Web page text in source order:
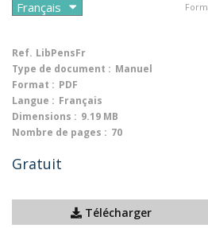
Ref. LibPensFr
Type de document : Manuel
Format : PDF
Langue : Français
Dimensions : 9.19 MB
Nombre de pages : 70
Gratuit
Télécharger